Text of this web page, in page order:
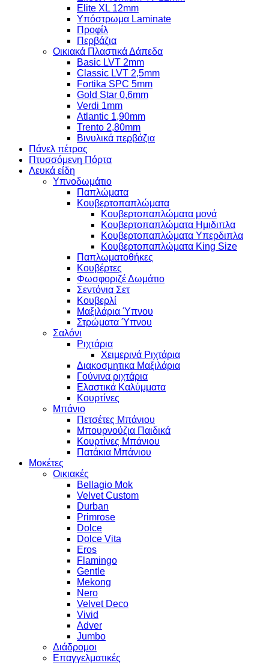
Elite XL 12mm
Υπόστρωμα Laminate
Προφίλ
Περβάζια
Οικιακά Πλαστικά Δάπεδα
Basic LVT 2mm
Classic LVT 2,5mm
Fortika SPC 5mm
Gold Star 0,6mm
Verdi 1mm
Atlantic 1,90mm
Trento 2,80mm
Βινυλικά περβάζια
Πάνελ πέτρας
Πτυσσόμενη Πόρτα
Λευκά είδη
Υπνοδωμάτιο
Παπλώματα
Κουβερτοπαπλώματα
Κουβερτοπαπλώματα μονά
Κουβερτοπαπλώματα Ημιδιπλα
Κουβερτοπαπλώματα Υπερδιπλα
Κουβερτοπαπλώματα King Size
Παπλωματοθήκες
Κουβέρτες
Φωσφοριζέ Δωμάτιο
Σεντόνια Σετ
Κουβερλί
Μαξιλάρια Ύπνου
Στρώματα Ύπνου
Σαλόνι
Ριχτάρια
Χειμερινά Ριχτάρια
Διακοσμητικα Μαξιλάρια
Γούνινα ριχτάρια
Ελαστικά Καλύμματα
Κουρτίνες
Μπάνιο
Πετσέτες Μπάνιου
Μπουρνούζια Παιδικά
Κουρτίνες Μπάνιου
Πατάκια Μπάνιου
Μοκέτες
Οικιακές
Bellagio Mok
Velvet Custom
Durban
Primrose
Dolce
Dolce Vita
Eros
Flamingo
Gentle
Mekong
Nero
Velvet Deco
Vivid
Adver
Jumbo
Διάδρομοι
Επαγγελματικές